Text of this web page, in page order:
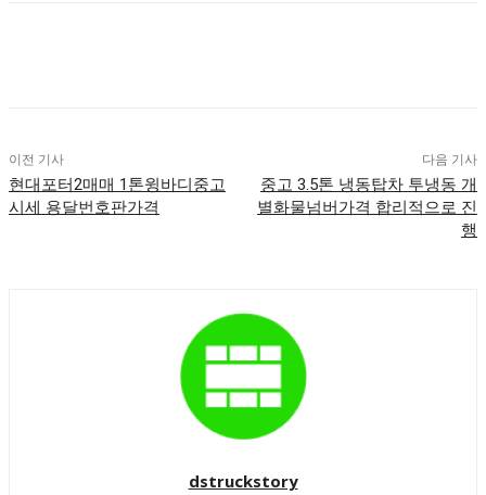
이전 기사
현대포터2매매 1톤윙바디중고
시세 용달번호판가격
다음 기사
중고 3.5톤 냉동탑차 투냉동 개
별화물넘버가격 합리적으로 진
행
dstruckstory